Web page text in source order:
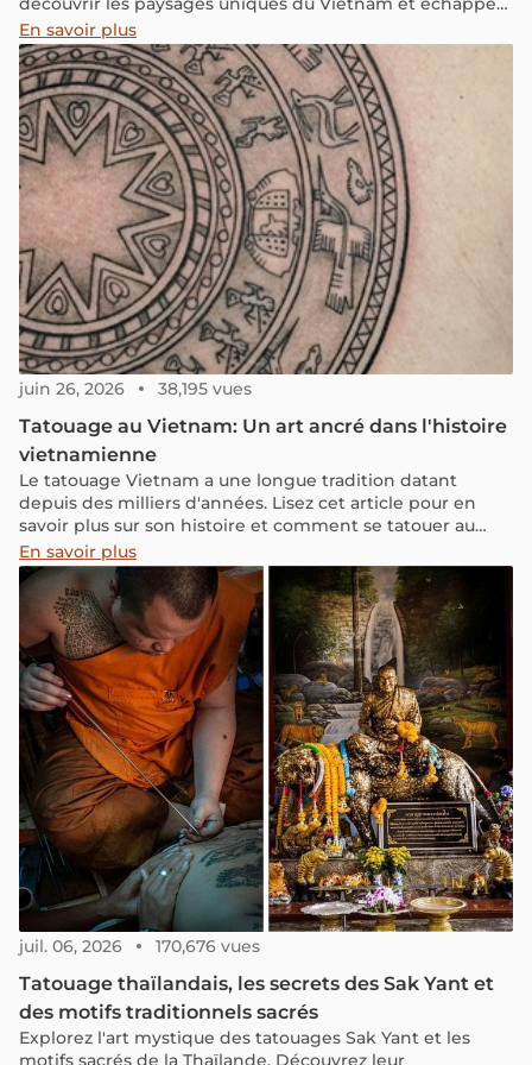
à l’animation urbaine de la capitale.
En savoir plus
juin 26, 2026 38,195 vues
Tatouage au Vietnam: Un art ancré dans l'histoire
vietnamienne
Le tatouage Vietnam a une longue tradition datant
depuis des milliers d'années. Lisez cet article pour en
savoir plus sur son histoire et comment se tatouer au
Vietnam!
En savoir plus
juil. 06, 2026 170,676 vues
Tatouage thaïlandais, les secrets des Sak Yant et
des motifs traditionnels sacrés
Explorez l'art mystique des tatouages Sak Yant et les
motifs sacrés de la Thaïlande. Découvrez leur